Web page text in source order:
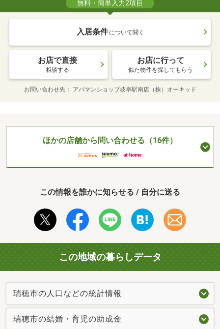
無料・簡単入力2項目
入居条件 について聞く
お店で直接
相談する
お店に行って
似た物件を探してもらう
お問い合わせ先 アパマンショップ岐阜駅南店（株）オーキッド
ほかの店舗から問い合わせる（16件）
この情報を誰かに知らせる / 自分に送る
この地域の暮らしデータ
瑞穂市の人口などの統計情報
瑞穂市の結婚・育児の助成金